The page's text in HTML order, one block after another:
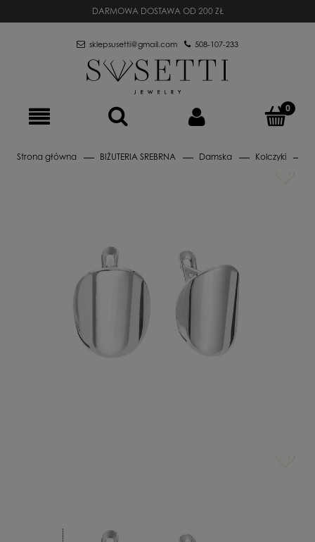
DARMOWA DOSTAWA OD 200 ZŁ
sklepsusetti@gmail.com 508-107-233
Strona główna BIŻUTERIA SREBRNA Damska Kolczyki